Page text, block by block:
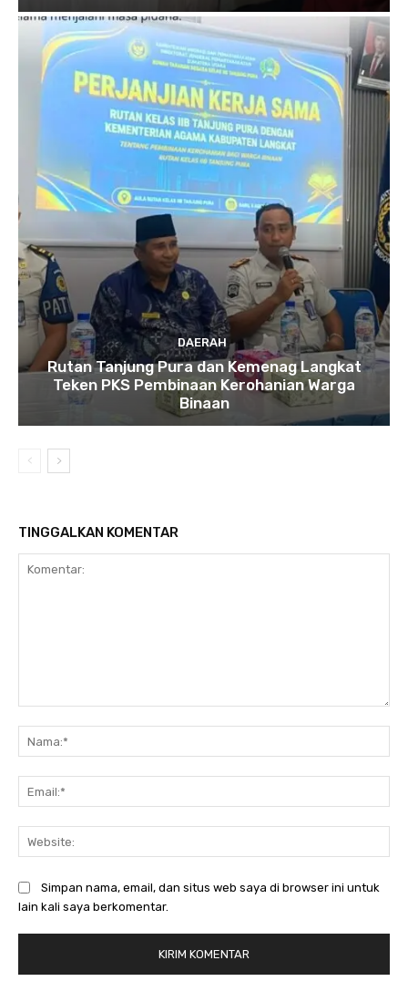
DAERAH
Rutan Tanjung Pura dan Kemenag Langkat
Teken PKS Pembinaan Kerohanian Warga
Binaan
TINGGALKAN KOMENTAR
Simpan nama, email, dan situs web saya di browser ini untuk
lain kali saya berkomentar.